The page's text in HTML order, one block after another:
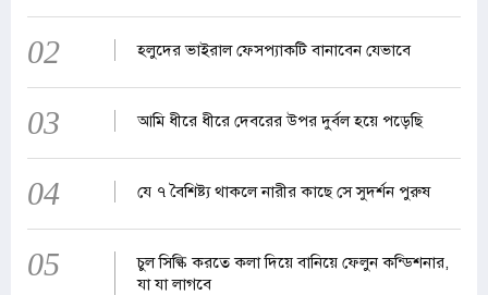
02 হলুদের ভাইরাল ফেসপ্যাকটি বানাবেন যেভাবে
03 আমি ধীরে ধীরে দেবরের উপর দুর্বল হয়ে পড়েছি
04 যে ৭ বৈশিষ্ট্য থাকলে নারীর কাছে সে সুদর্শন পুরুষ
05
চুল সিল্কি করতে কলা দিয়ে বানিয়ে ফেলুন কন্ডিশনার,
যা যা লাগবে